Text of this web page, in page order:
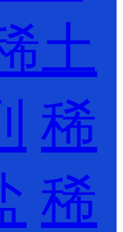
土
稀
稀